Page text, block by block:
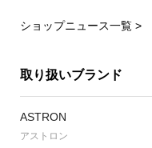
ショップニュース一覧 >
取り扱いブランド
ASTRON
アストロン